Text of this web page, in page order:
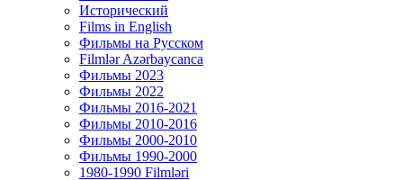
Исторический
Films in English
Фильмы на Русском
Filmlər Azərbaycanca
Фильмы 2023
Фильмы 2022
Фильмы 2016-2021
Фильмы 2010-2016
Фильмы 2000-2010
Фильмы 1990-2000
1980-1990 Filmləri